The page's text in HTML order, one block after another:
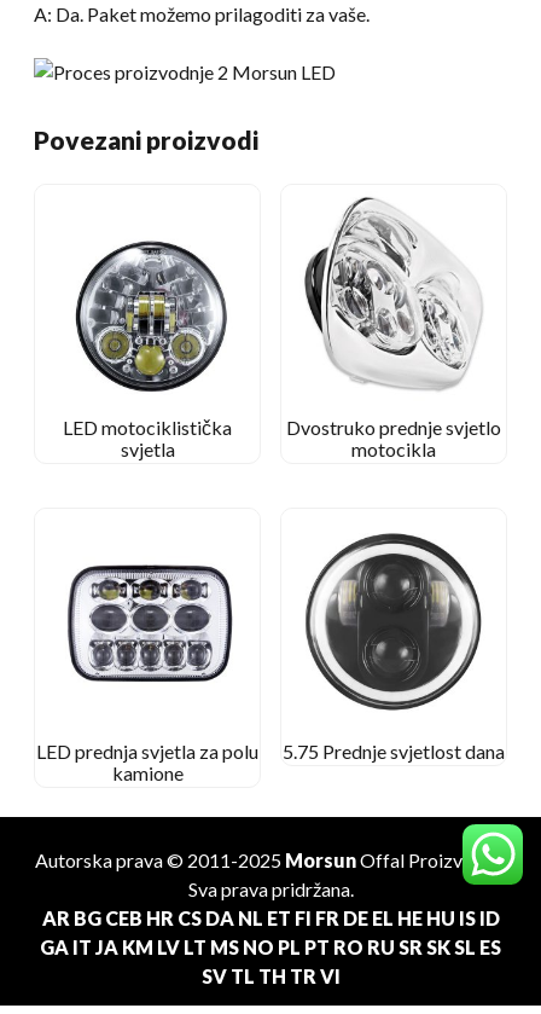
A: Da. Paket možemo prilagoditi za vaše.
Povezani proizvodi
LED motociklistička
svjetla
Dvostruko prednje svjetlo
motocikla
LED prednja svjetla za polu
kamione
5.75 Prednje svjetlost dana
Autorska prava © 2011-2025 MorsunOffal Proizvođač.
Sva prava pridržana.
AR BG CEB HR CS DA NL ET FI FR DE EL HE HU IS ID
GA IT JA KM LV LT MS NO PL PT RO RU SR SKSL ES
SV TL TH TR VI